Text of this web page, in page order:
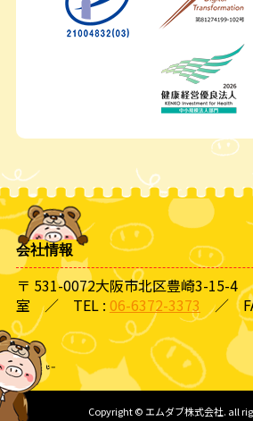
会社情報
〒 531-0072大阪市北区豊崎3-
室 ／ TEL : 06-6372-3373 ／
Copyright © エムダブ株式会社. all